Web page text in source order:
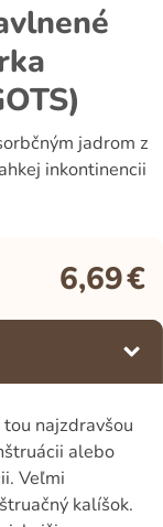
jadrom z
inkontinencii
6,69€
najzdravšou
alebo
Veľmi
kalíšok.